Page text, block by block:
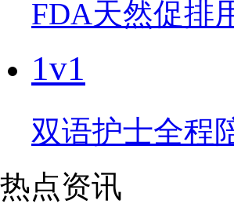
FDA天然促排
1v1
双语护士全程
热点资讯